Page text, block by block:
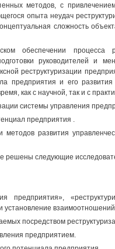
методов, с
опыта неудач
сложность
обеспечении процесса
руководителей и
реструктуризации
предприятия и его
как с научной, так и с
системы управления
предприятия .
развития
решены следующие
предприятия»,
установление
посредством
предприятием.